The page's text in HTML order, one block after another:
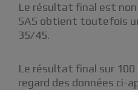
Le résultat final est non
SAS obtient toutefois
35/45.
Le résultat final sur 100
regard des données ci-